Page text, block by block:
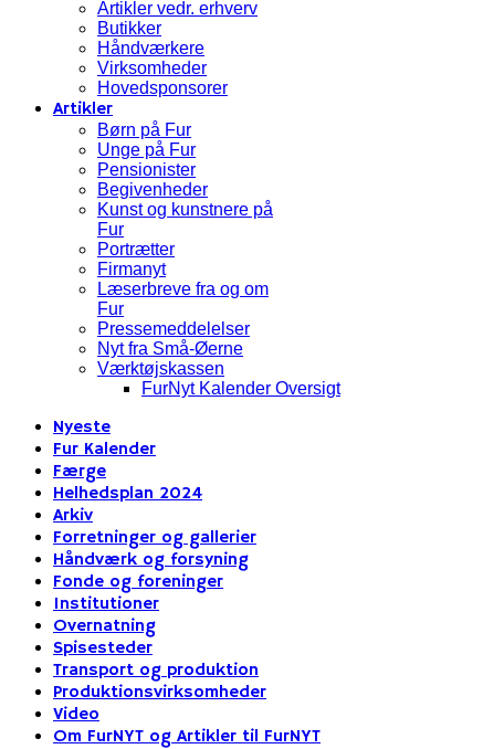
Artikler vedr. erhverv
Butikker
Håndværkere
Virksomheder
Hovedsponsorer
Artikler
Børn på Fur
Unge på Fur
Pensionister
Begivenheder
Kunst og kunstnere på
Fur
Portrætter
Firmanyt
Læserbreve fra og om
Fur
Pressemeddelelser
Nyt fra Små-Øerne
Værktøjskassen
FurNyt Kalender Oversigt
Nyeste
Fur Kalender
Færge
Helhedsplan 2024
Arkiv
Forretninger og gallerier
Håndværk og forsyning
Fonde og foreninger
Institutioner
Overnatning
Spisesteder
Transport og produktion
Produktionsvirksomheder
Video
Om FurNYT og Artikler til FurNYT